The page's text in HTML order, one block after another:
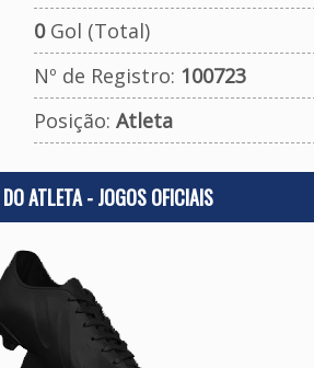
0Gol (Total)
Nº de Registro: 100723
Posição: Atleta
ATLETA - JOGOS OFICIAIS